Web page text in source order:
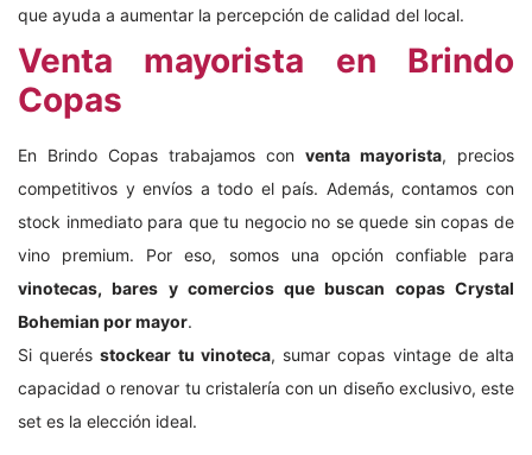
que ayuda a aumentar la percepción de calidad del local.
Venta mayorista en Brindo
Copas
En Brindo Copas trabajamos con venta mayorista, precios
competitivos y envíos a todo el país. Además, contamos con
stock inmediato para que tu negocio no se quede sin copas de
vino premium. Por eso, somos una opción confiable para
vinotecas, bares y comercios que buscan copas Crystal
Bohemian por mayor.
Si querésstockear tu vinoteca, sumar copas vintage de alta
capacidad o renovar tu cristalería con un diseño exclusivo, este
set es la elección ideal.